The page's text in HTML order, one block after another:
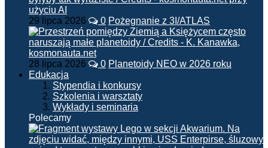
29 lipca 2026 0 Pożegnanie z 3I/ATLAS
28 lipca 2026 0 Planetoidy NEO w 2026 roku
Edukacja
Stypendia i konkursy
Szkolenia i warsztaty
Wykłady i seminaria
Polecamy